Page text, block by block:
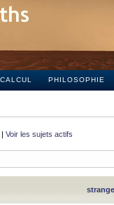
CALCUL PHILOSOPHIE
| Voir les sujets actifs